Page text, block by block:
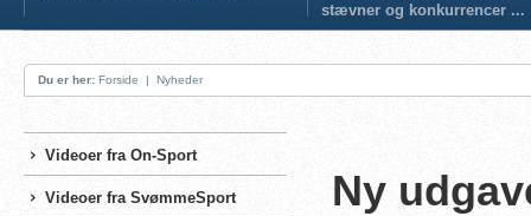
stævner og konkurrencer ...
Du er her: Forside | Nyheder
Videoer fra On-Sport
Videoer fra SvømmeSport
Ny